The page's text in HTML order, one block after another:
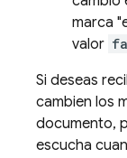
marca
valor
Si deseas
cambien los
documento,
escucha